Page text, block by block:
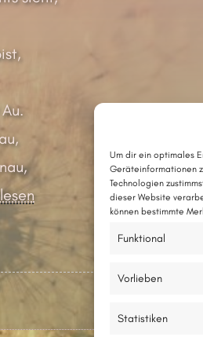
Um dir ein optimales
Geräteinformationen
Technologien
dieser Website
können bestimmte
Funktional
Vorlieben
Statistiken